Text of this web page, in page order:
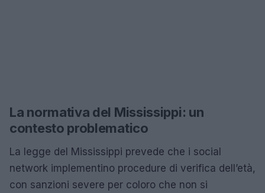
La normativa del Mississippi: un
contesto problematico
La legge del Mississippi prevede che i social
network implementino procedure di verifica dell’età,
con sanzioni severe per coloro che non si